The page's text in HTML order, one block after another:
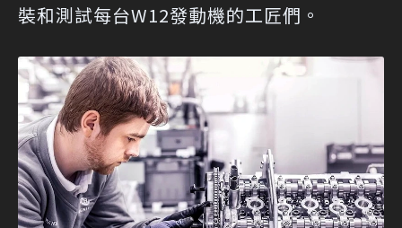
裝和測試每台W12發動機的工匠們。